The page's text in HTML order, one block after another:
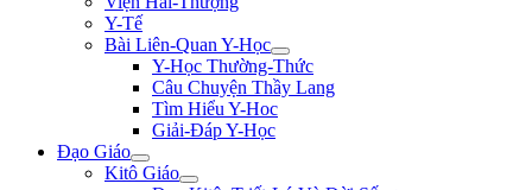
Y-Tế
Bài Liên-Quan Y-Học
Y-Học Thường-Thức
Câu Chuyện Thầy Lang
Tìm Hiểu Y-Hoc
Giải-Đáp Y-Học
Đạo Giáo
Kitô Giáo